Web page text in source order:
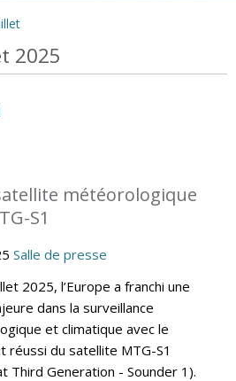
2025
météorologique
S1
Salle de presse
2025, l’Europe a franchi une
dans la surveillance
et climatique avec le
réussi du satellite MTG-S1
Third Generation - Sounder 1).